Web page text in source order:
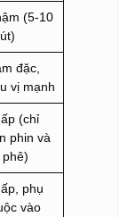
(5-10
đặc,
vị mạnh
(chỉ
phin và
phê)
phụ
vào